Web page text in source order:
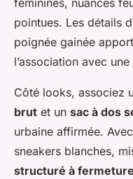
pointues. Les détails
poignée gainée
l’association avec
Côté looks, associez
brut et un sac à dos
urbaine affirmée.
sneakers blanches,
structuré à